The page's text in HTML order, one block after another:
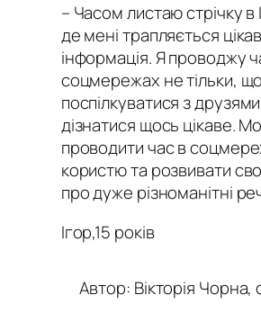
– Часом листаю стрічку
де мені трапляється
інформація. Я проводжу
соцмережах не тільки,
поспілкуватися з
дізнатися щось цікаве.
проводити час в
користю та розвивати
про дуже різноманітні
Ігор,15 років
Автор: Вікторія